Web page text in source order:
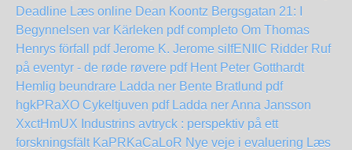
Deadline Læs online Dean Koontz Bergsgatan 21: I
Begynnelsen var Kärleken pdf completo Om Thomas
Henrys förfall pdf Jerome K. Jerome siIfENIlC Ridder Ruf
på eventyr - de røde røvere pdf Hent Peter Gotthardt
Hemlig beundrare Ladda ner Bente Bratlund pdf
hgkPRaXO Cykeltjuven pdf Ladda ner Anna Jansson
XxctHmUX Industrins avtryck : perspektiv på ett
forskningsfält KaPRKaCaLoR Nye veje i evaluering Læs